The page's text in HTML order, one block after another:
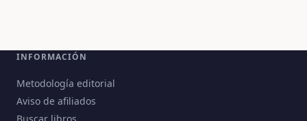
INFORMACIÓN
Metodología editorial
Aviso de afiliados